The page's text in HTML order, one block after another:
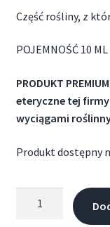
Część rośliny, z
POJEMNOŚĆ 10 ML
PRODUKT
eteryczne tej
wyciągami
Produkt dostępny